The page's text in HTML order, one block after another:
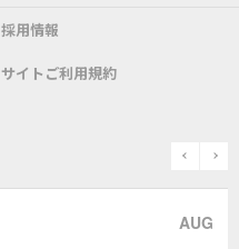
自動はんだ送り装置
デモ機貸し出しサービス
SDS(MSDS)製品
社長あいさつ
採用情報
サイトご利用規約
prev
AUG